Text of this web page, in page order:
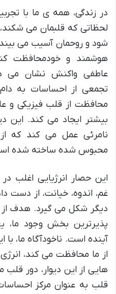
در زندگی، همه ی ما با
لحظاتی که قلبمان می
شود و روحمان آسیب می
هوشمند و خودمحافظت
عاطفی واکنش نشان می
تجمعی از احساسات به
محافظت از قلب فیزیکی و
بیشتر ایجاد می کند. این
نامرئی عمل می کند که
محبوس شده ساخته شده
این حصار انرژیایی اغلب
غم، اندوه، خیانت، از دست
دیگر شکل می گیرد. هدف از
پذیرترین بخش وجود ما،
آینده است. ناخودآگاه ما، با
از ما محافظت می کند،
هایی از این دیوار، دور قلب
قلب به عنوان مرکز